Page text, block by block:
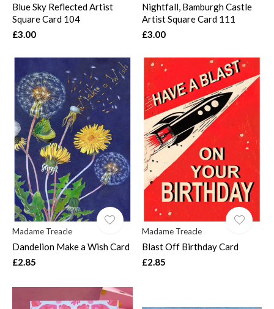
Blue Sky Reflected Artist
Square Card 104
£3.00
Nightfall, Bamburgh Castle
Artist Square Card 111
£3.00
Madame Treacle
Dandelion Make a Wish Card
£2.85
Madame Treacle
Blast Off Birthday Card
£2.85